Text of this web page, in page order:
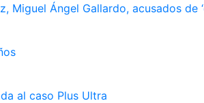
Ángel Gallardo, acusados de
al caso Plus Ultra